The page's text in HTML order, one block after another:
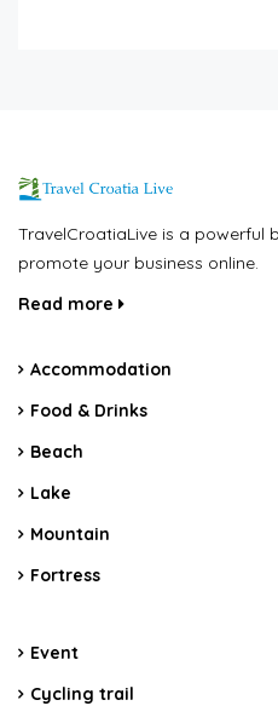
TravelCroatiaLive is a
promote your business online.
Read more
Accommodation
Food & Drinks
Beach
Lake
Mountain
Fortress
Event
Cycling trail